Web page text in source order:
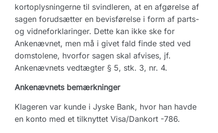
kortoplysningerne til svindleren, at en afgørelse af
sagen forudsætter en bevisførelse i form af parts-
og vidneforklaringer. Dette kan ikke ske for
Ankenævnet, men må i givet fald finde sted ved
domstolene, hvorfor sagen skal afvises, jf.
Ankenævnets vedtægter § 5, stk. 3, nr. 4.
Ankenævnets bemærkninger
Klageren var kunde i Jyske Bank, hvor han havde
en konto med et tilknyttet Visa/Dankort -786.